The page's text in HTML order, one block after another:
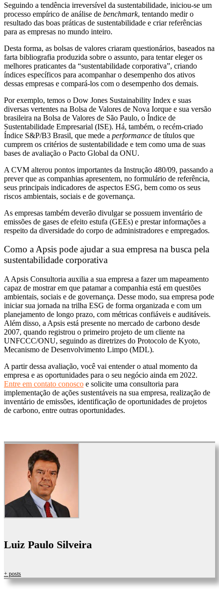
Seguindo a tendência irreversível da sustentabilidade, iniciou-se um
processo empírico de análise de benchmark, tentando medir o
resultado das boas práticas de sustentabilidade e criar referências
para as empresas no mundo inteiro.
Desta forma, as bolsas de valores criaram questionários, baseados na
farta bibliografia produzida sobre o assunto, para tentar eleger os
melhores praticantes da “sustentabilidade corporativa”, criando
índices específicos para acompanhar o desempenho dos ativos
dessas empresas e compará-los com o desempenho dos demais.
Por exemplo, temos o Dow Jones Sustainability Index e suas
diversas vertentes na Bolsa de Valores de Nova Iorque e sua versão
brasileira na Bolsa de Valores de São Paulo, o Índice de
Sustentabilidade Empresarial (ISE). Há, também, o recém-criado
Índice S&P/B3 Brasil, que mede a performance de títulos que
cumprem os critérios de sustentabilidade e tem como uma de suas
bases de avaliação o Pacto Global da ONU.
A CVM alterou pontos importantes da Instrução 480/09, passando a
prever que as companhias apresentem, no formulário de referência,
seus principais indicadores de aspectos ESG, bem como os seus
riscos ambientais, sociais e de governança.
As empresas também deverão divulgar se possuem inventário de
emissões de gases de efeito estufa (GEEs) e prestar informações a
respeito da diversidade do corpo de administradores e empregados.
Como a Apsis pode ajudar a sua empresa na busca pela
sustentabilidade corporativa
A Apsis Consultoria auxilia a sua empresa a fazer um mapeamento
capaz de mostrar em que patamar a companhia está em questões
ambientais, sociais e de governança. Desse modo, sua empresa pode
iniciar sua jornada na trilha ESG de forma organizada e com um
planejamento de longo prazo, com métricas confiáveis e auditáveis.
Além disso, a Apsis está presente no mercado de carbono desde
2007, quando registrou o primeiro projeto de um cliente na
UNFCCC/ONU, seguindo as diretrizes do Protocolo de Kyoto,
Mecanismo de Desenvolvimento Limpo (MDL).
A partir dessa avaliação, você vai entender o atual momento da
empresa e as oportunidades para o seu negócio ainda em 2022.
Entre em contato conosco e solicite uma consultoria para
implementação de ações sustentáveis na sua empresa, realização de
inventário de emissões, identificação de oportunidades de projetos
de carbono, entre outras oportunidades.
Luiz Paulo Silveira
+ posts